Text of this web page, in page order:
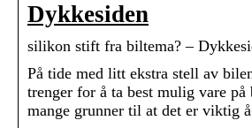
Dykkesiden
silikon stift fra biltema? –
På tide med litt ekstra stell av
trenger for å ta best mulig vare
mange grunner til at det er viktig